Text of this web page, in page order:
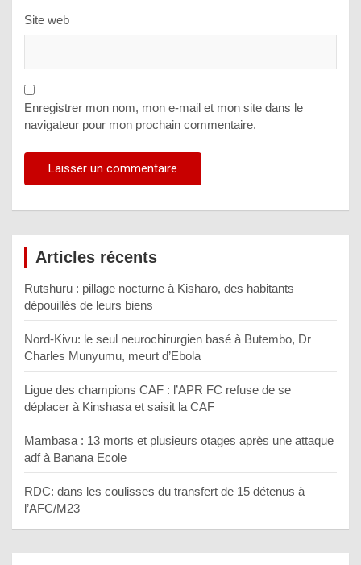
Site web
Enregistrer mon nom, mon e-mail et mon site dans le
navigateur pour mon prochain commentaire.
Articles récents
Rutshuru : pillage nocturne à Kisharo, des habitants
dépouillés de leurs biens
Nord-Kivu: le seul neurochirurgien basé à Butembo, Dr
Charles Munyumu, meurt d’Ebola
Ligue des champions CAF : l’APR FC refuse de se
déplacer à Kinshasa et saisit la CAF
Mambasa : 13 morts et plusieurs otages après une attaque
adf à Banana Ecole
RDC: dans les coulisses du transfert de 15 détenus à
l’AFC/M23